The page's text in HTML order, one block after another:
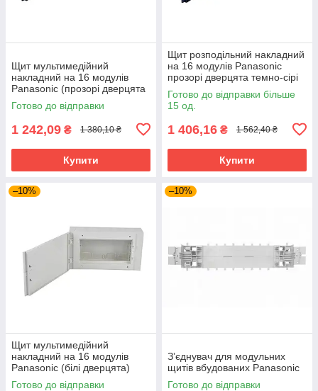
Щит мультимедійний
накладний на 16 модулів
Panasonic (прозорі дверцята
темно-сірі))
Готово до відправки
1 242,09 ₴ 1 380,10 ₴
Купити
Щит розподільний накладний
на 16 модулів Panasonic
прозорі дверцята темно-сірі
Готово до відправки більше
15 од.
1 406,16 ₴ 1 562,40 ₴
Купити
–10%
Щит мультимедійний
накладний на 16 модулів
Panasonic (білі дверцята)
Готово до відправки
–10%
Зʼєднувач для модульних
щитів вбудованих Panasonic
Готово до відправки